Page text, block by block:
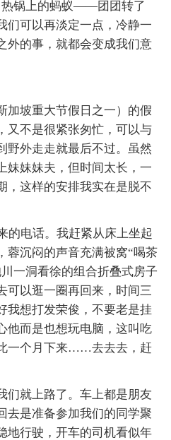
热锅上的蚂蚁——团团转了
们可以再淡定一点，冷静一
外的事，就都会变成我们意
加坡重大节假日之一）的假
又不是很紧张匆忙，可以与
野外走走就最后不过。虽然
妹妹妹夫，但时间太长，一
，这样的安排我实在是脱不
的电话。我赶紧从床上坐起
蓉沉闷的声音充满被窝“喝茶
一洞看徐的组合折叠式房子
可以逛一圈再回来，时间三
我想打发荣俊，不要老是挂
他而是也想玩电脑，这叫吃
一个月下来……去去去，赶
们就上路了。车上都是朋友
去是准备参加我们的同学聚
地行驶，开车的司机看似年